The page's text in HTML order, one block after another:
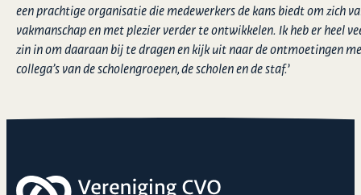
een prachtige organisatie die medewerkers de kans biedt om zich
vakmanschap en met plezier verder te ontwikkelen. Ik heb er heel
zin in om daaraan bij te dragen en kijk uit naar de ontmoetingen
collega’s van de scholengroepen, de scholen en de staf.’